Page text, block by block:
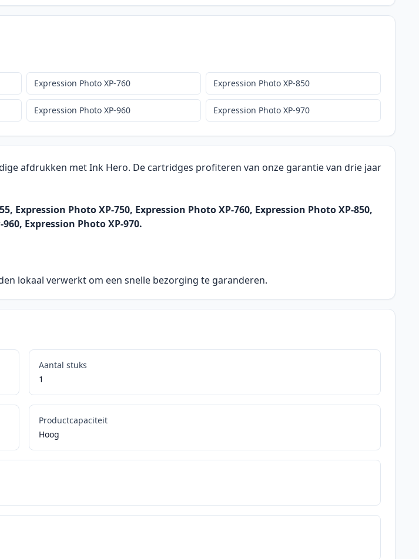
afdrukken met Ink Hero. De cartridges profiteren van onze garantie van drie jaar
Expression Photo XP-750, Expression Photo XP-760, Expression Photo XP-850,
Expression Photo XP-970.
lokaal verwerkt om een snelle bezorging te garanderen.
Aantal stuks
1
Productcapaciteit
Hoog
Expression Photo XP-760 Expression Photo XP-850
Expression Photo XP-960 Expression Photo XP-970